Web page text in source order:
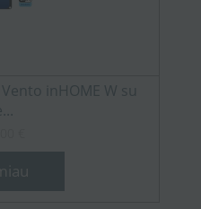
inHOME W su